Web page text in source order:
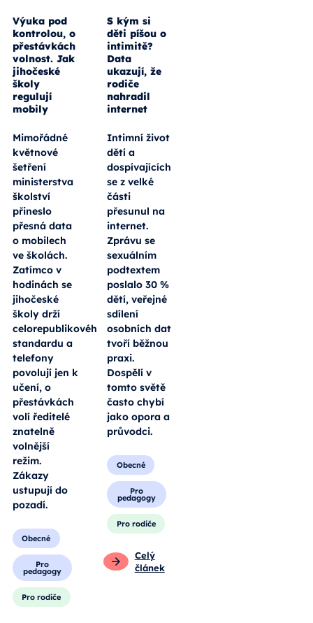
Výuka pod
kontrolou, o
přestávkách
volnost. Jak
jihočeské
školy
regulují
mobily
Mimořádné
květnové
šetření
ministerstva
školství
přineslo
přesná data
o mobilech
ve školách.
Zatímco v
hodinách se
jihočeské
školy drží
celorepublikového
standardu a
telefony
povolují jen k
učení, o
přestávkách
volí ředitelé
znatelně
volnější
režim.
Zákazy
ustupují do
pozadí.
Obecné
Pro
pedagogy
Pro rodiče
S kým si
děti píšou o
intimitě?
Data
ukazují, že
rodiče
nahradil
internet
Intimní život
dětí a
dospívajících
se z velké
části
přesunul na
internet.
Zprávu se
sexuálním
podtextem
poslalo 30 %
dětí, veřejné
sdílení
osobních dat
tvoří běžnou
praxi.
Dospělí v
tomto světě
často chybí
jako opora a
průvodci.
Obecné
Pro
pedagogy
Pro rodiče
Celý
článek